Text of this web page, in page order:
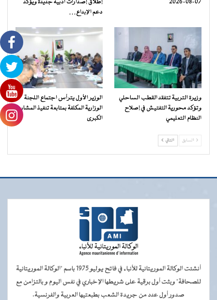
07-08-2026
إطلاق إصدارات أدبية جديدة ويؤكد
دعم الإبداع…
وزيرة التربية تتفقد القطب الساحلي
وتؤكد محورية التفتيش في إصلاح
النظام التعليمي
الوزير الأول يترأس اجتماع اللجنة
الوزارية المكلفة بمتابعة تنفيذ المشاريع
الكبرى
السابق التالي
أنشئت الوكالة الموريتانية للأنباء في فاتح يوليو 1975 باسم "الوكالة الموريتانية
للصحافة" وبثت أول برقية على شريطها الإخباري في نفس اليوم و بالتزامن مع
صدور أول عدد من جريدة الشعب بطبعتيها العربية والفرنسية.